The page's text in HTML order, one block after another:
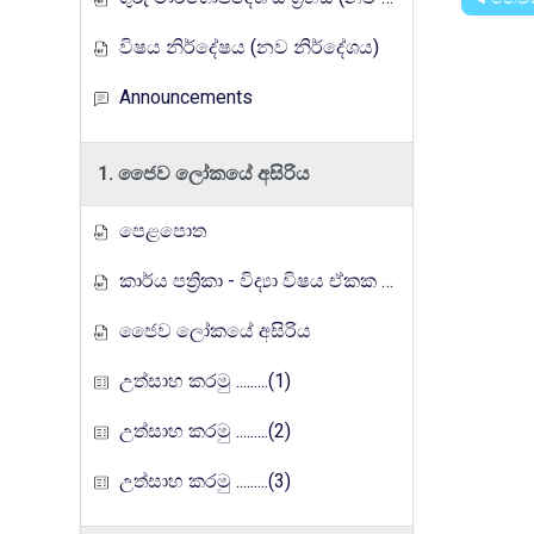
විෂය නිර්දේෂය (නව නිර්දේශය)
Announcements
1. ජෛව ලෝකයේ අසිරිය
පෙළපොත
කාර්ය පත්‍රිකා - විද්‍යා විෂය ඒකක සංවර්ධන වැඩසටහන, මතුගම අධ්‍යාපන කලාපය
ජෛව ලෝකයේ අසිරිය
උත්සාහ කරමු .........(1)
උත්සාහ කරමු .........(2)
උත්සාහ කරමු .........(3)